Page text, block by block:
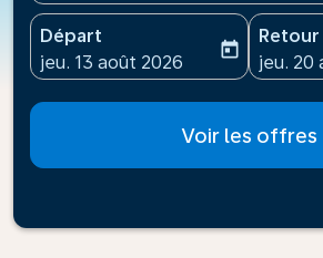
Départ
fc-booking-departure-date-
jeu. 13 août 2026
today
Retour
fc-
jeu. 20
Voir les offres